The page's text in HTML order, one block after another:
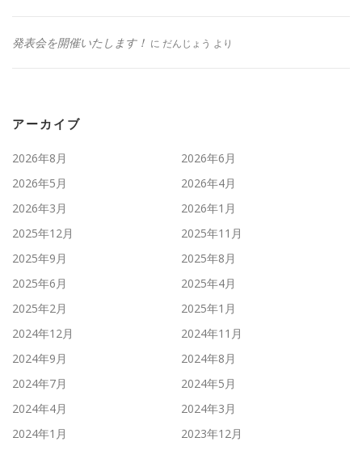
発表会を開催いたします！ に だんじょう より
アーカイブ
2026年8月
2026年6月
2026年5月
2026年4月
2026年3月
2026年1月
2025年12月
2025年11月
2025年9月
2025年8月
2025年6月
2025年4月
2025年2月
2025年1月
2024年12月
2024年11月
2024年9月
2024年8月
2024年7月
2024年5月
2024年4月
2024年3月
2024年1月
2023年12月